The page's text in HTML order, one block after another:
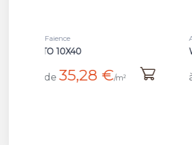
APPIANI - Faience
WHITE SAGE
à partir de 24,64 €